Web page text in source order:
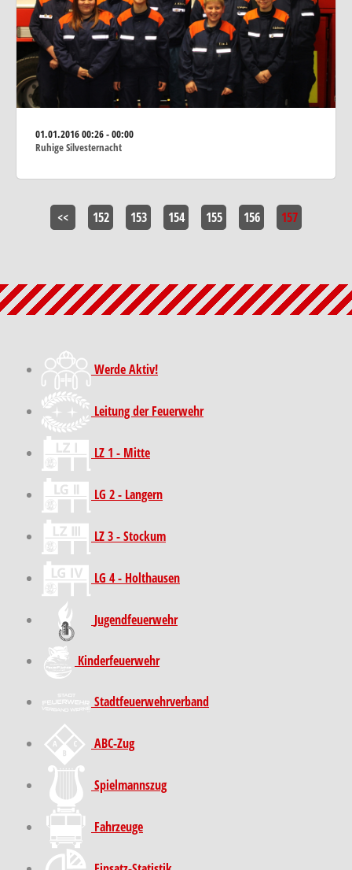
01.01.201600:26 - 00:00
Ruhige Silvesternacht
<< 152 153 154 155 156 157
Werde Aktiv!
Leitung der Feuerwehr
LZ 1 - Mitte
LG 2 - Langern
LZ 3 - Stockum
LG 4 - Holthausen
Jugendfeuerwehr
Kinder­feuer­wehr
Stadt­feuer­wehr­verband
ABC-Zug
Spielmannszug
Fahrzeuge